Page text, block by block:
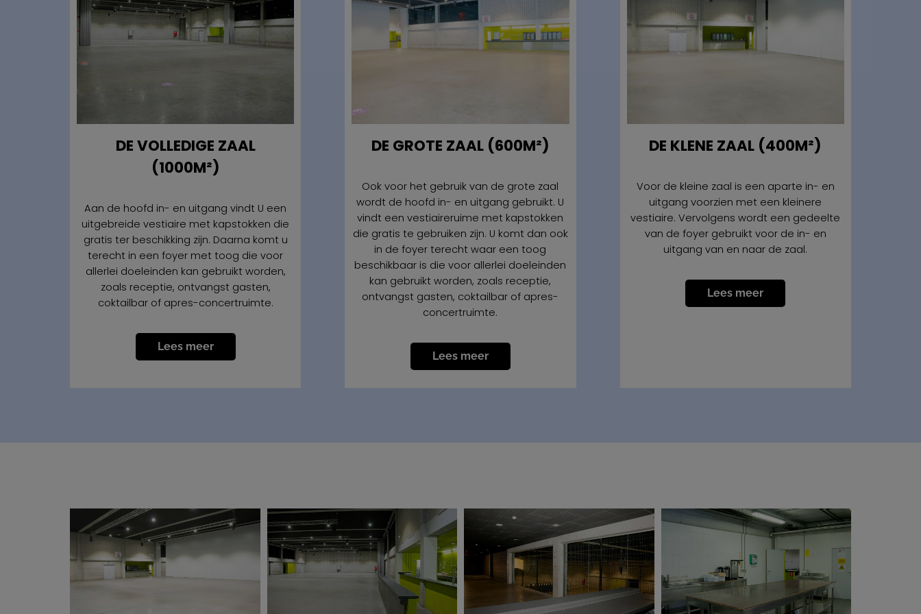
DE VOLLEDIGE ZAAL
(1000M²)
Aan de hoofd in- en uitgang vindt U een
uitgebreide vestiaire met kapstokken die
gratis ter beschikking zijn. Daarna komt u
terecht in een foyer met toog die voor
allerlei doeleinden kan gebruikt worden,
zoals receptie, ontvangst gasten,
coktailbar of apres-concertruimte.
Lees meer
DE GROTE ZAAL (600M²)
Ook voor het gebruik van de grote zaal
wordt de hoofd in- en uitgang gebruikt. U
vindt een vestiaireruime met kapstokken
die gratis te gebruiken zijn. U komt dan ook
in de foyer terecht waar een toog
beschikbaar is die voor allerlei doeleinden
kan gebruikt worden, zoals receptie,
ontvangst gasten, coktailbar of apres-
concertruimte.
Lees meer
DE KLENE ZAAL (400M²)
Voor de kleine zaal is een aparte in- en
uitgang voorzien met een kleinere
vestiaire. Vervolgens wordt een gedeelte
van de foyer gebruikt voor de in- en
uitgang van en naar de zaal.
Lees meer